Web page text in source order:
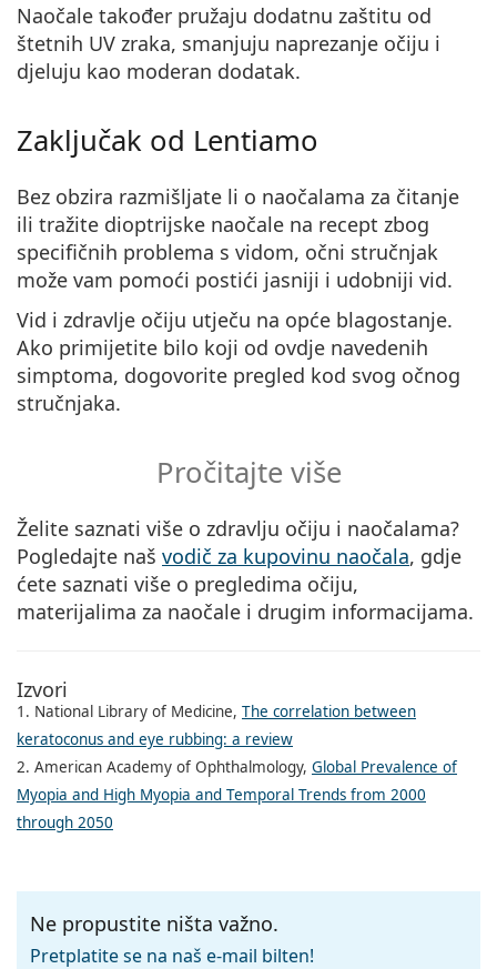
Naočale također pružaju dodatnu zaštitu od
štetnih UV zraka, smanjuju naprezanje očiju i
djeluju kao moderan dodatak.
Zaključak od Lentiamo
Bez obzira razmišljate li o naočalama za čitanje
ili tražite dioptrijske naočale na recept zbog
specifičnih problema s vidom, očni stručnjak
može vam pomoći postići jasniji i udobniji vid.
Vid i zdravlje očiju utječu na opće blagostanje.
Ako primijetite bilo koji od ovdje navedenih
simptoma, dogovorite pregled kod svog očnog
stručnjaka.
Pročitajte više
Želite saznati više o zdravlju očiju i naočalama?
Pogledajte naš vodič za kupovinu naočala, gdje
ćete saznati više o pregledima očiju,
materijalima za naočale i drugim informacijama.
Izvori
1. National Library of Medicine, The correlation between
keratoconus and eye rubbing: a review
2. American Academy of Ophthalmology, Global Prevalence of
Myopia and High Myopia and Temporal Trends from 2000
through 2050
Ne propustite ništa važno.
Pretplatite se na naš e-mail bilten!